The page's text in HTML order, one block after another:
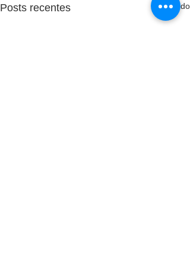
Posts recentes Ver tudo